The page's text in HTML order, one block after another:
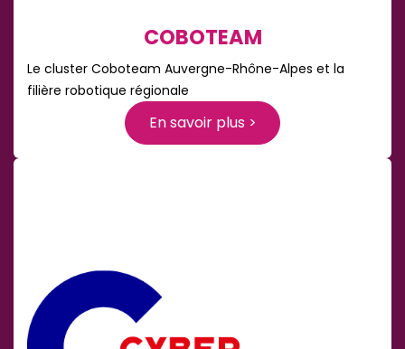
COBOTEAM
Le cluster Coboteam Auvergne-Rhône-Alpes et la
filière robotique régionale
En savoir plus >